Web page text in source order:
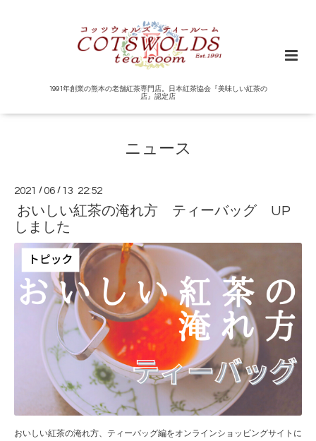
1991年創業の熊本の老舗紅茶専門店。日本紅茶協会『美味しい紅茶の
店』認定店
ニュース
2021 /06 / 13 22:52
おいしい紅茶の淹れ方 ティーバッグ UP
しました
おいしい紅茶の淹れ方、ティーバッグ編をオンラインショッピングサイトに